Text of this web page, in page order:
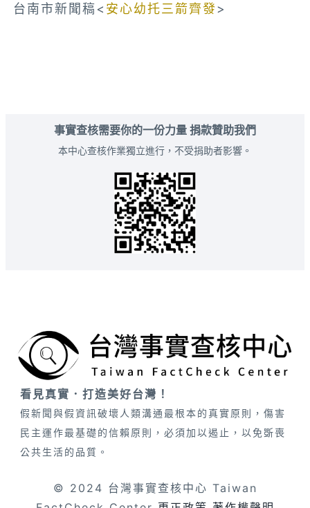
台南市新聞稿< 安心幼托三箭齊發>
事實查核需要你的一份力量 捐款贊助我們
本中心查核作業獨立進行，不受捐助者影響。
看見真實．打造美好台灣！
假新聞與假資訊破壞人類溝通最根本的真實原則，傷害
民主運作最基礎的信賴原則，必須加以遏止，以免斲喪
公共生活的品質。
© 2024 台灣事實查核中心 Taiwan